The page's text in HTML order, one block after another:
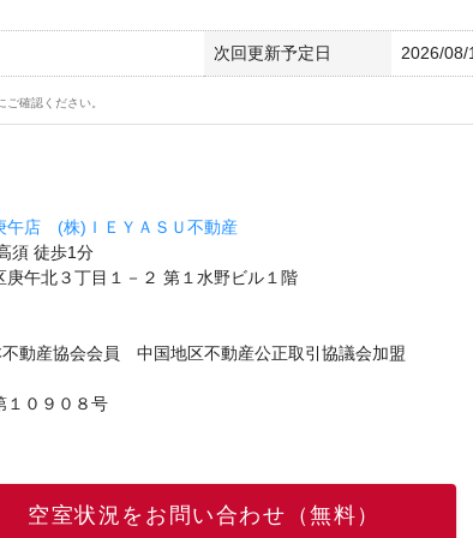
次回更新予定日 2026/08/
確認ください。
午店 (株)ＩＥＹＡＳＵ不動産
須 徒歩1分
午北３丁目１－２ 第１水野ビル１階
動産協会会員 中国地区不動産公正取引協議会加盟
１０９０８号
空室状況をお問い合わせ（無料）